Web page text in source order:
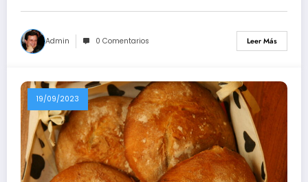
Admin 0 Comentarios Leer Más
19/09/2023